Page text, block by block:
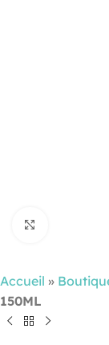
Cliquez
Accueil »
150ML